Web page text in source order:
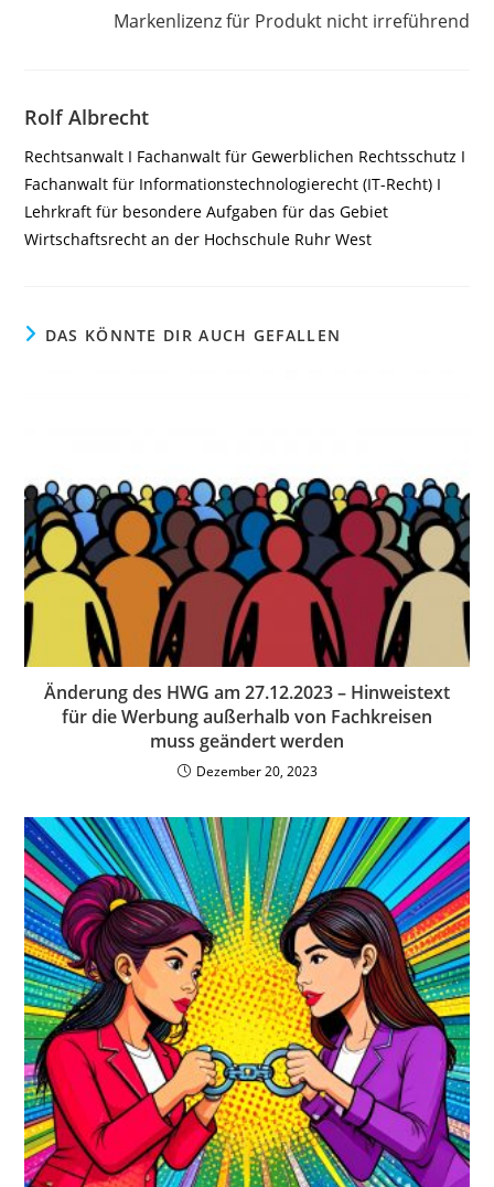
Markenlizenz für Produkt nicht irreführend
Rolf Albrecht
Rechtsanwalt I Fachanwalt für Gewerblichen Rechtsschutz I
Fachanwalt für Informationstechnologierecht (IT-Recht) I
Lehrkraft für besondere Aufgaben für das Gebiet
Wirtschaftsrecht an der Hochschule Ruhr West
DAS KÖNNTE DIR AUCH GEFALLEN
Änderung des HWG am 27.12.2023 – Hinweistext
für die Werbung außerhalb von Fachkreisen
muss geändert werden
Dezember 20, 2023